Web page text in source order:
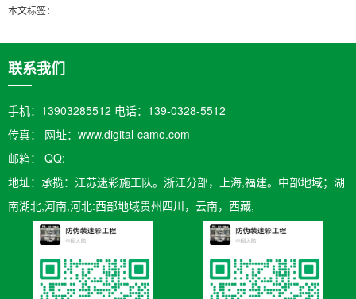
本文标签：
联系我们
手机：13903285512 电话：139-0328-5512
传真： 网址：www.digital-camo.com
邮箱：​ QQ:
地址：承揽：江苏迷彩施工队。浙江分部，上海,福建。中部地域；湖
南湖北,河南,河北:西部地域贵州四川，云南，西藏,